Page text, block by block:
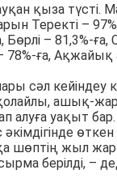
қыза түсті.
Теректі –
Бөрлі – 81,3%-
78%-ға, Ақжайық
сәл кейіндеу
ашық-
алуға уақыт
шөптің жыл
берілді, –